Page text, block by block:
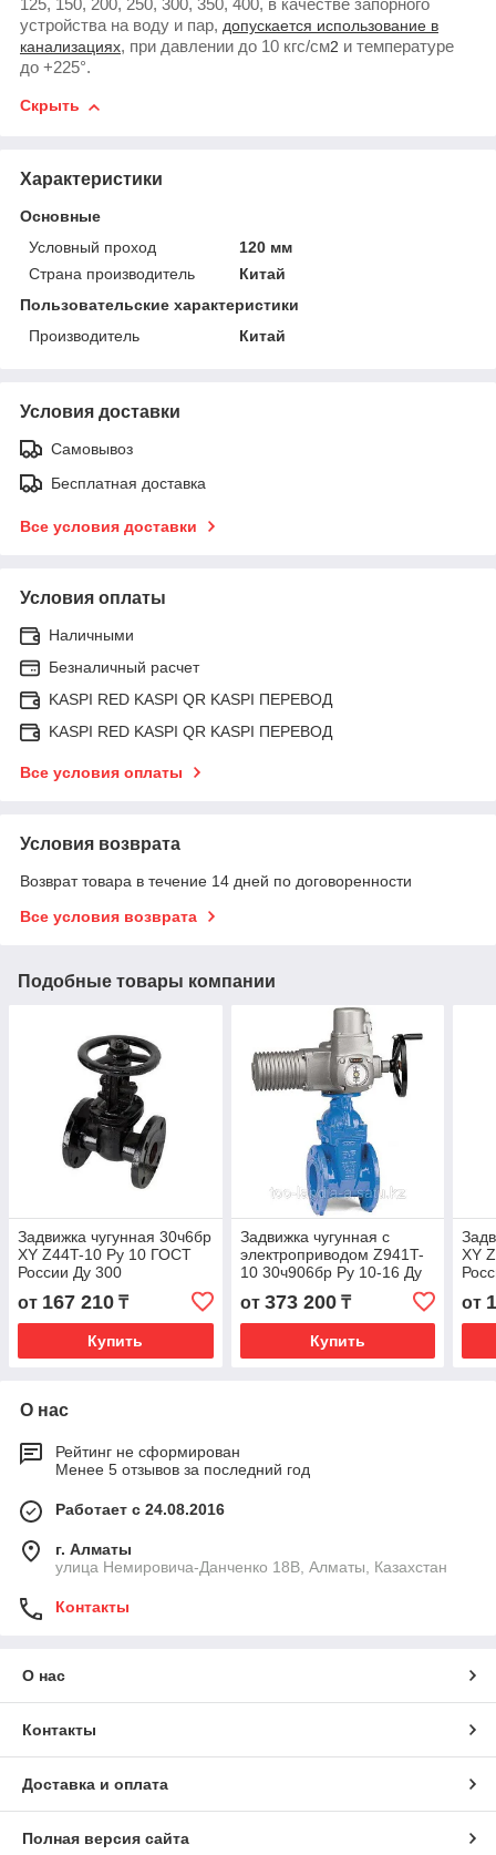
125, 150, 200, 250, 300, 350, 400, в качестве запорного
устройства на воду и пар, допускается использование в
канализациях, при давлении до 10 кгс/см2 и температуре
до +225°.
Скрыть
Характеристики
Основные
Условный проход
120 мм
Страна производитель
Китай
Пользовательские характеристики
Производитель
Китай
Условия доставки
Самовывоз
Бесплатная доставка
Все условия доставки
Условия оплаты
Наличными
Безналичный расчет
KASPI RED KASPI QR KASPI ПЕРЕВОД
KASPI RED KASPI QR KASPI ПЕРЕВОД
Все условия оплаты
Условия возврата
Возврат товара в течение 14 дней по договоренности
Все условия возврата
Подобные товары компании
Задвижка чугунная 30ч6бр
ХY Z44T-10 Ру 10 ГОСТ
России Ду 300
от 167 210 ₸
Купить
Задвижка чугунная с
электроприводом Z941T-
10 30ч906бр Ру 10-16 Ду
от 373 200₸
Купить
ХY
от
О нас
Рейтинг не сформирован
Менее 5 отзывов за последний год
Работает с 24.08.2016
г. Алматы
улица Немировича-Данченко 18В, Алматы, Казахстан
Контакты
О нас
Контакты
Доставка и оплата
Полная версия сайта